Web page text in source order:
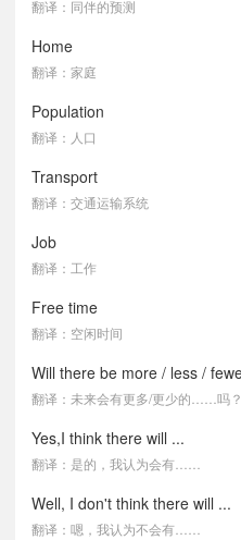
翻译：同伴的预测
Home
翻译：家庭
Population
翻译：人口
Transport
翻译：交通运输系统
Job
翻译：工作
Free time
翻译：空闲时间
Will there be more / less /
翻译：未来会有更多/更少的……吗？
Yes,I think there will ...
翻译：是的，我认为会有……
Well, I don't think there will ...
翻译：嗯，我认为不会有……